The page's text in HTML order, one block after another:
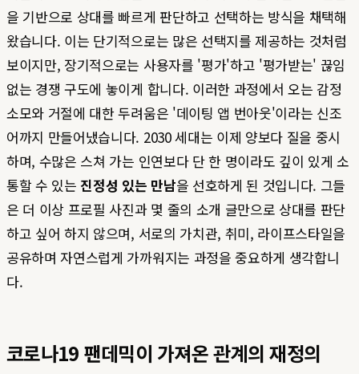
을 기반으로 상대를 빠르게 판단하고 선택하는 방식을 채택해
왔습니다. 이는 단기적으로는 많은 선택지를 제공하는 것처럼
보이지만, 장기적으로는 사용자를 '평가'하고 '평가받는' 끊임
없는 경쟁 구도에 놓이게 합니다. 이러한 과정에서 오는 감정
소모와 거절에 대한 두려움은 '데이팅 앱 번아웃'이라는 신조
어까지 만들어냈습니다. 2030 세대는 이제 양보다 질을 중시
하며, 수많은 스쳐 가는 인연보다 단 한 명이라도 깊이 있게 소
통할 수 있는 진정성 있는 만남을 선호하게 된 것입니다. 그들
은 더 이상 프로필 사진과 몇 줄의 소개 글만으로 상대를 판단
하고 싶어 하지 않으며, 서로의 가치관, 취미, 라이프스타일을
공유하며 자연스럽게 가까워지는 과정을 중요하게 생각합니
다.
코로나19 팬데믹이 가져온 관계의 재정의